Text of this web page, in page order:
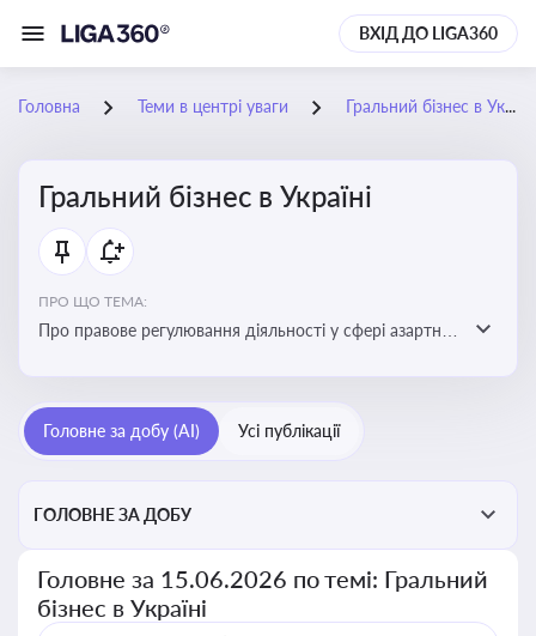
ВХІД ДО LIGA360
Головна Теми в центрі уваги Гральний бізнес в Україні
Гральний бізнес в Україні
ПРО ЩО ТЕМА:
Про правове регулювання діяльності у сфері азартних
реальні кейси
Головне за добу (AI) Усі публікації
ГОЛОВНЕ ЗА ДОБУ
Головне за 15.06.2026 по темі: Гральний
бізнес в Україні